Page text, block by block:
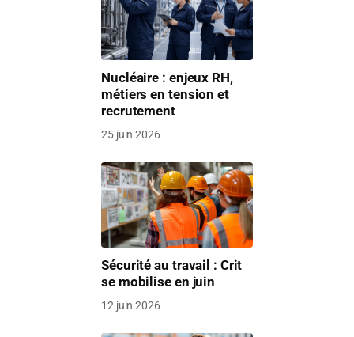
Nucléaire : enjeux RH,
métiers en tension et
recrutement
25 juin 2026
Sécurité au travail : Crit
se mobilise en juin
12 juin 2026